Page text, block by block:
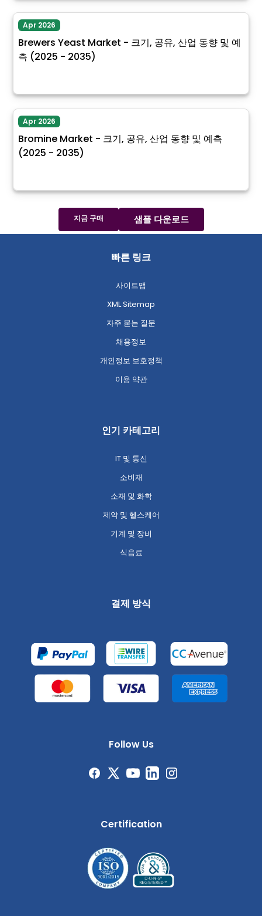
Apr 2026
Brewers Yeast Market - 크기, 공유, 산업 동향 및 예
측 (2025 - 2035)
Apr 2026
Bromine Market - 크기, 공유, 산업 동향 및 예측
(2025 - 2035)
지금 구매 샘플 다운로드
빠른 링크
사이트맵
XML Sitemap
자주 묻는 질문
채용정보
개인정보 보호정책
이용 약관
인기 카테고리
IT 및 통신
소비재
소재 및 화학
제약 및 헬스케어
기계 및 장비
식음료
결제 방식
Follow Us
Certification